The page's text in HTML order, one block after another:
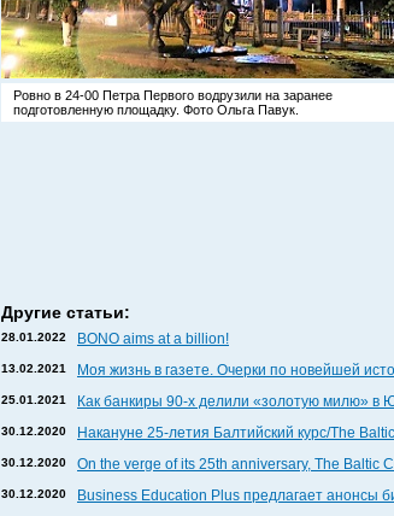
Ровно в 24-00 Петра Первого водрузили на заранее
подготовленную площадку. Фото Ольга Павук.
Другие статьи:
28.01.2022 BONO aims at a billion!
13.02.2021 Моя жизнь в газете. Очерки по новейшей
25.01.2021 Как банкиры 90-х делили «золотую милю» в
30.12.2020 Накануне 25-летия Балтийский курс/The
30.12.2020 On the verge of its 25th anniversary, The Baltic
30.12.2020 Business Education Plus предлагает анонсы